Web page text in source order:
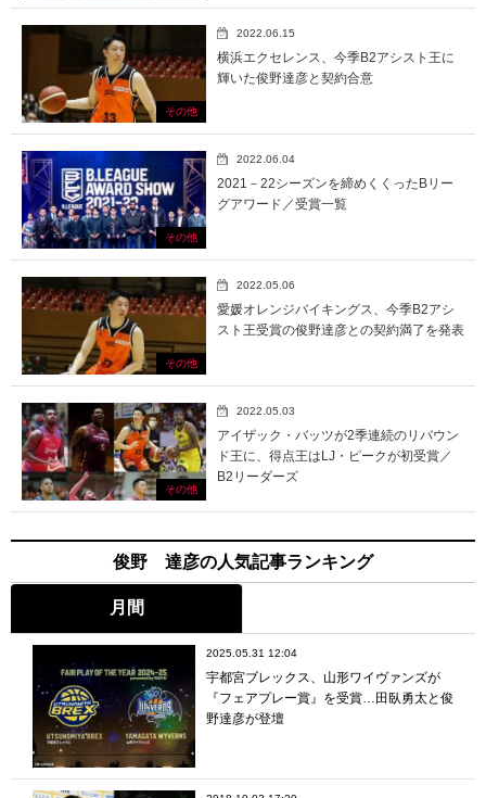
その他
2022.06.15
横浜エクセレンス、今季B2アシスト王に
輝いた俊野達彦と契約合意
その他
2022.06.04
2021－22シーズンを締めくくったBリー
グアワード／受賞一覧
その他
2022.05.06
愛媛オレンジバイキングス、今季B2アシ
スト王受賞の俊野達彦との契約満了を発表
その他
2022.05.03
アイザック・バッツが2季連続のリバウン
ド王に、得点王はLJ・ピークが初受賞／
B2リーダーズ
俊野 達彦の人気記事ランキング
月間
2025.05.31 12:04
宇都宮ブレックス、山形ワイヴァンズが
『フェアプレー賞』を受賞…田臥勇太と俊
野達彦が登壇